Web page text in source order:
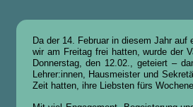
Da der 14. Februar in diesem Jahr auf
wir am Freitag frei hatten, wurde der
Donnerstag, den 12.02., geteiert –
Lehrer:innen, Hausmeister und
Zeit hatten, ihre Liebsten fürs